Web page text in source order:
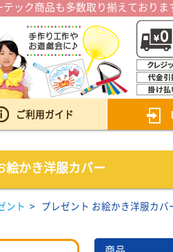
ック商品も多数取り揃えておりま
ご利用ガイド
絵かき洋服カバー
ント > プレゼント お絵かき洋服カバ